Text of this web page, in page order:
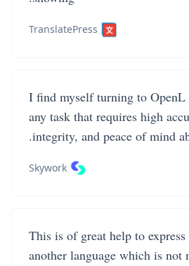
TranslatePress
I find myself turning to OpenL
any task that requires high
integrity, and peace of mind
Skywork
This is of great help to
another language which is not